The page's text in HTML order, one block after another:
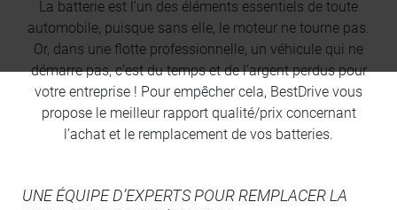
La batterie est l’un des éléments essentiels de toute
automobile, puisque sans elle, le moteur ne tourne pas.
Or, dans une flotte professionnelle, un véhicule qui ne
démarre pas, c’est du temps et de l’argent perdus pour
votre entreprise ! Pour empêcher cela, BestDrive vous
propose le meilleur rapport qualité/prix concernant
l’achat et le remplacement de vos batteries.
UNE ÉQUIPE D’EXPERTS POUR REMPLACER LA